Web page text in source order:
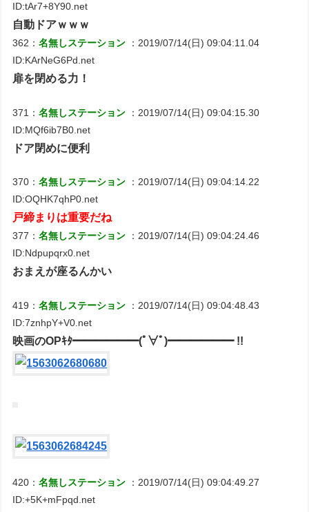
ID:tAr7+8Y90.net
自動ドアｗｗｗ
362：名無しステーション
：2019/07/14(日) 09:04:11.04
ID:KArNeG6Pd.net
扉を閉める力！
371：名無しステーション
：2019/07/14(日) 09:04:15.30
ID:MQf6ib7B0.net
ドア閉めに便利
370：名無しステーション
：2019/07/14(日) 09:04:14.22
ID:OQHK7qhP0.net
戸締まりは重要だね
377：名無しステーション
：2019/07/14(日) 09:04:24.46
ID:Ndpupqrx0.net
おまえが座るんかい
419：名無しステーション
：2019/07/14(日) 09:04:48.43
ID:7znhpY+V0.net
映画のOPｷﾀ━━━━━━(ﾟ∀ﾟ)━━━━━━ !!
420：名無しステーション
：2019/07/14(日) 09:04:49.27
ID:+5K+mFpqd.net